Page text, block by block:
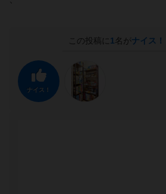
この投稿に 1 名がナイス！
ナイス！